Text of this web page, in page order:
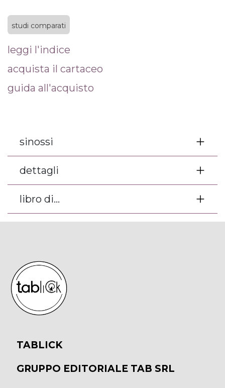
studi comparati
leggi l'indice
acquista il cartaceo
guida all'acquisto
sinossi
dettagli
libro di...
TABLICK
GRUPPO EDITORIALE TAB SRL